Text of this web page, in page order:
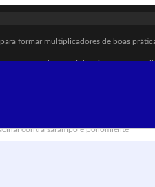
formar multiplicadores de boas
combate à violência contra a
contra sarampo e poliomielite
à população vulnerável em Cubatão